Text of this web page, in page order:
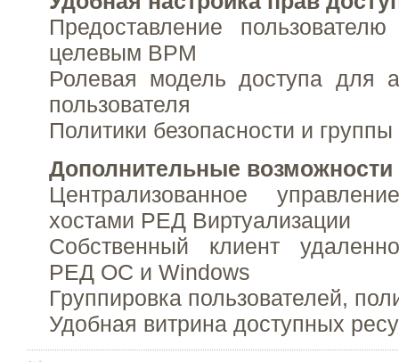
Предоставление
целевым ВРМ
Ролевая модель доступа для
пользователя
Политики безопасности и
Дополнительные возможности
Централизованное
хостами РЕД Виртуализации
Собственный клиент
РЕД ОС и Windows
Группировка пользователей,
Удобная витрина доступных